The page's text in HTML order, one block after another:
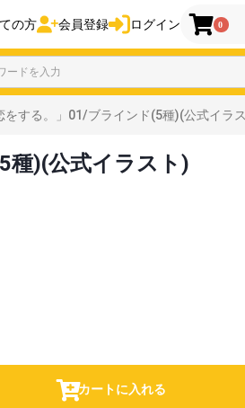
の方 会員登録 ログイン 0
する。」01/ブラインド(5種)(公式イラ
種)(公式イラスト)
カートに入れる